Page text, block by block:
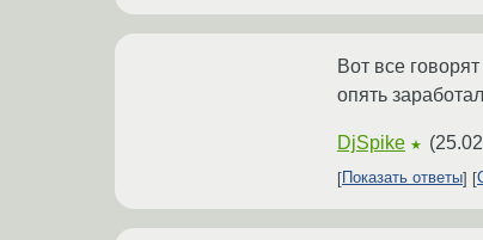
Вот все
опять
DjSpike ★ (
Показать ответы